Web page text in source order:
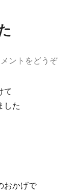
ントをどうぞ(動
て
した
おかげで